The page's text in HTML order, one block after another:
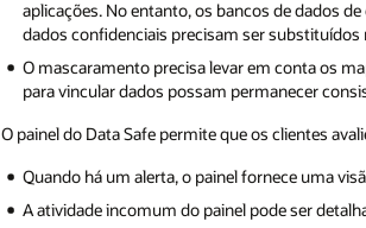
aplicações. No entanto, os bancos de dados
dados confidenciais precisam ser substituídos
O mascaramento precisa levar em conta os
para vincular dados possam permanecer
O painel do Data Safe permite que os clientes
Quando há um alerta, o painel fornece uma
A atividade incomum do painel pode ser